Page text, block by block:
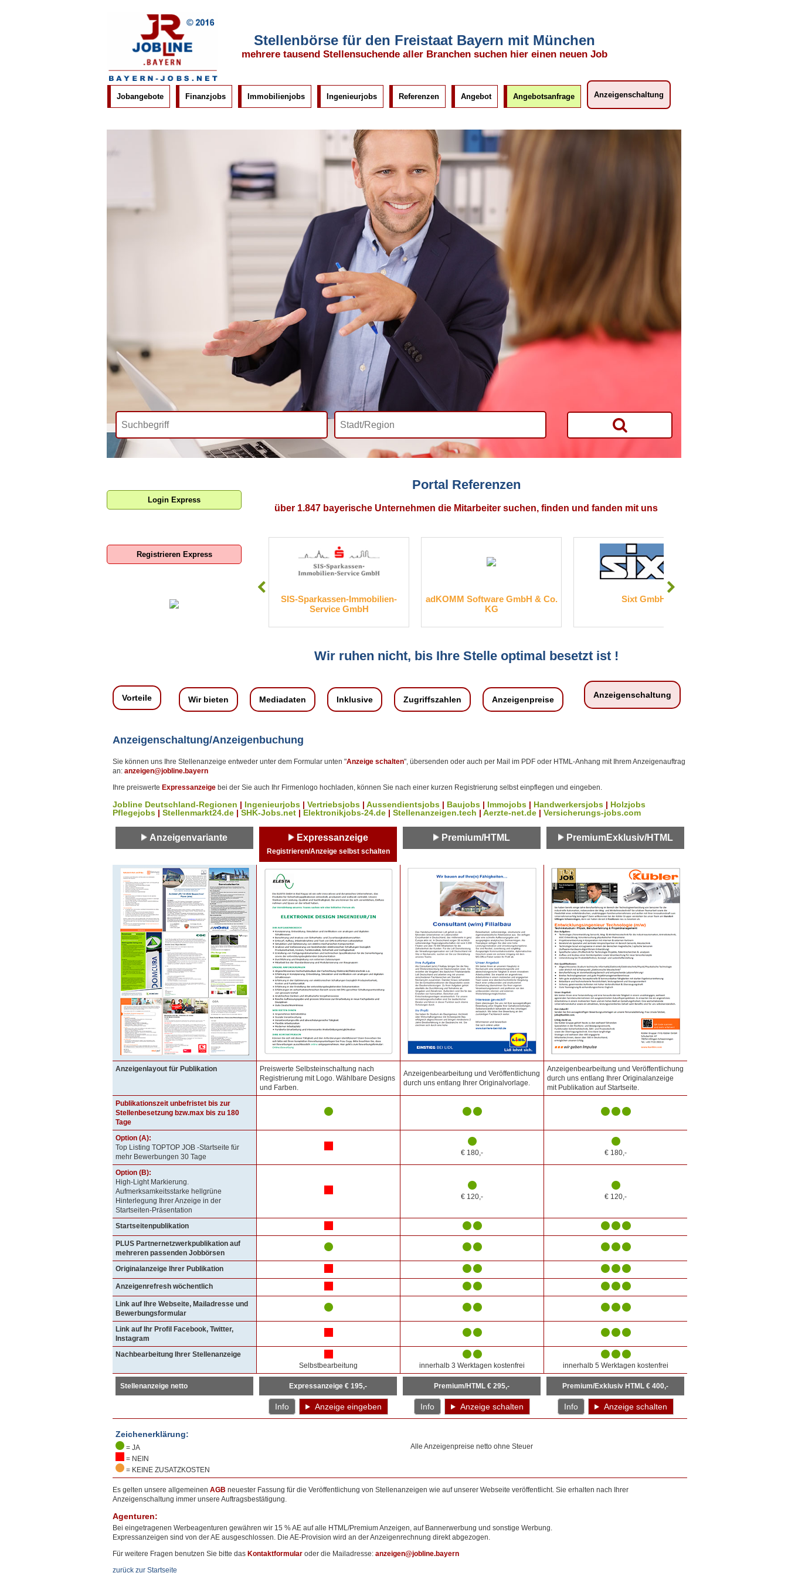
Stellenbörse für den Freistaat Bayern mit München
mehrere tausend Stellensuchende aller Branchen suchen hier einen neuen Job
Jobangebote Finanzjobs Immobilienjobs Ingenieurjobs Referenzen Angebot Angebotsanfrage Anzeigenschaltung
Portal Referenzen
über 1.847 bayerische Unternehmen die Mitarbeiter suchen, finden und fanden mit uns
Boxroom Deutschland GmbH
SIS-Sparkassen-Immobilien-
Service GmbH
adKOMM Software GmbH & Co.
Wir ruhen nicht, bis Ihre Stelle optimal besetzt ist !
Login Express
Registrieren Express
Vorteile Wir bieten Mediadaten Inklusive Zugriffszahlen Anzeigenpreise Anzeigenschaltung
Anzeigenschaltung/Anzeigenbuchung
Sie können uns Ihre Stellenanzeige entweder unter dem Formular unten "Anzeige schalten", übersenden oder auch per Mail im PDF oder HTML-Anhang mit Ihrem Anzeigenauftrag
an: anzeigen@jobline.bayern
Ihre preiswerte Expressanzeige bei der Sie auch Ihr Firmenlogo hochladen, können Sie nach einer kurzen Registrierung selbst einpflegen und eingeben.
Jobline Deutschland-Regionen | Ingenieurjobs | Vertriebsjobs | Aussendientsjobs | Baujobs | Immojobs | Handwerkersjobs | Holzjobs
Pflegejobs | Stellenmarkt24.de | SHK-Jobs.net | Elektronikjobs-24.de | Stellenanzeigen.tech | Aerzte-net.de | Versicherungs-jobs.com
Anzeigenvariante Expressanzeige
Registrieren/Anzeige selbst schalten
Premium/HTML PremiumExklusiv/HTML
Anzeigenlayout für Publikation
Preiswerte Selbsteinschaltung nach
Registrierung mit Logo. Wählbare Designs
und Farben.
Anzeigenbearbeitung und Veröffentlichung
durch uns entlang Ihrer Originalvorlage.
Anzeigenbearbeitung und Veröffentlichung
durch uns entlang Ihrer Originalanzeige
mit Publikation auf Startseite.
Publikationszeit unbefristet bis zur
Stellenbesetzung bzw.max bis zu 180
Tage
Option (A):
Top Listing TOPTOP JOB -Startseite für
mehr Bewerbungen 30 Tage
€ 180,- € 180,-
Option (B):
High-Light Markierung.
Aufmerksamkeitsstarke hellgrüne
Hinterlegung Ihrer Anzeige in der
Startseiten-Präsentation
€ 120,- € 120,-
Startseitenpublikation
PLUS Partnernetzwerkpublikation auf
mehreren passenden Jobbörsen
Originalanzeige Ihrer Publikation
Anzeigenrefresh wöchentlich
Link auf Ihre Webseite, Mailadresse und
Bewerbungsformular
Link auf Ihr Profil Facebook, Twitter,
Instagram
Nachbearbeitung Ihrer Stellenanzeige
Selbstbearbeitung
innerhalb 3 Werktagen kostenfrei innerhalb 5 Werktagen kostenfrei
Stellenanzeige netto Expressanzeige € 195,- Premium/HTML € 295,- Premium/Exklusiv HTML € 400,-
Info Anzeige eingeben Info Anzeige schalten Info Anzeige schalten
Zeichenerklärung:
= JA
= NEIN
= KEINE ZUSATZKOSTEN
Alle Anzeigenpreise netto ohne Steuer
Es gelten unsere allgemeinen AGB neuester Fassung für die Veröffentlichung von Stellenanzeigen wie auf unserer Webseite veröffentlicht. Sie erhalten nach Ihrer
Anzeigenschaltung immer unsere Auftragsbestätigung.
Agenturen:
Bei eingetragenen Werbeagenturen gewähren wir 15 % AE auf alle HTML/Premium Anzeigen, auf Bannerwerbung und sonstige Werbung.
Expressanzeigen sind von der AE ausgeschlossen. Die AE-Provision wird an der Anzeigenrechnung direkt abgezogen.
Für weitere Fragen benutzen Sie bitte das Kontaktformular oder die Mailadresse: anzeigen@jobline.bayern
zurück zur Startseite